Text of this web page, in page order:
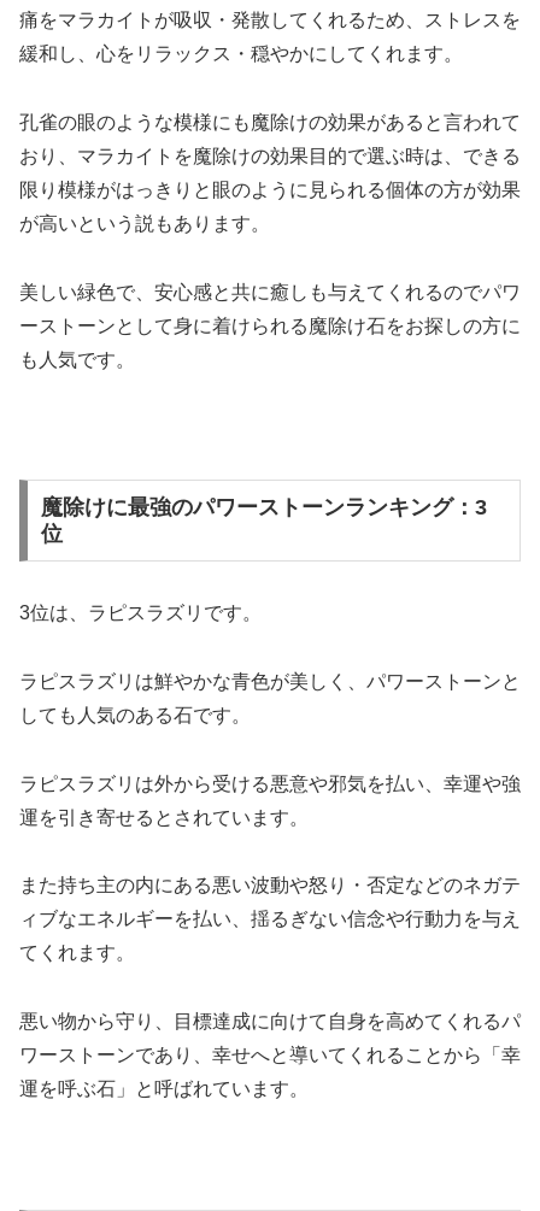
痛をマラカイトが吸収・発散してくれるため、ストレスを
緩和し、心をリラックス・穏やかにしてくれます。
孔雀の眼のような模様にも魔除けの効果があると言われて
おり、マラカイトを魔除けの効果目的で選ぶ時は、できる
限り模様がはっきりと眼のように見られる個体の方が効果
が高いという説もあります。
美しい緑色で、安心感と共に癒しも与えてくれるのでパワ
ーストーンとして身に着けられる魔除け石をお探しの方に
も人気です。
魔除けに最強のパワーストーンランキング：3
位
3位は、ラピスラズリです。
ラピスラズリは鮮やかな青色が美しく、パワーストーンと
しても人気のある石です。
ラピスラズリは外から受ける悪意や邪気を払い、幸運や強
運を引き寄せるとされています。
また持ち主の内にある悪い波動や怒り・否定などのネガテ
ィブなエネルギーを払い、揺るぎない信念や行動力を与え
てくれます。
悪い物から守り、目標達成に向けて自身を高めてくれるパ
ワーストーンであり、幸せへと導いてくれることから「幸
運を呼ぶ石」と呼ばれています。